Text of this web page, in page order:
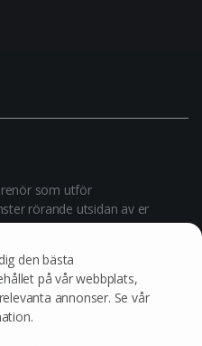
som utför
rörande utsidan av er
den bästa
på vår webbplats,
annonser. Se vår